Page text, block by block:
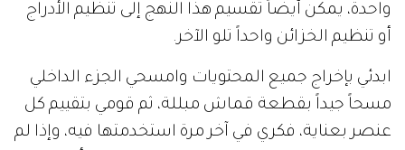
واحدة، يمكن أيضاً تقسيم هذا النهج إلى تنظيم الأدراج
أو تنظيم الخزائن واحداً تلو الآخر.
ابدئي بإخراج جميع المحتويات وامسحي الجزء الداخلي
مسحاً جيداً بقطعة قماش مبللة، ثم قومي بتقييم كل
عنصر بعناية، فكري في آخر مرة استخدمتها فيه، وإذا لم